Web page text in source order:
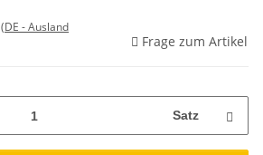
(DE - Ausland
Frage zum Artikel
Satz